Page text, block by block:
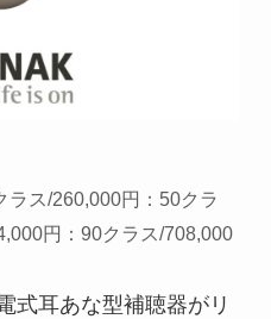
ラス/260,000円：50クラ
円：90クラス/708,000
式耳あな型補聴器がリ